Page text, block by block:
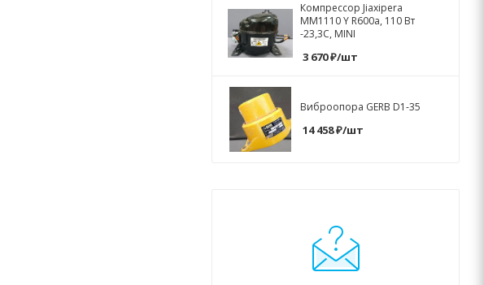
Компрессор Jiaxipera
MM1110 Y R600a, 110 Вт
-23,3С, MINI
3 670₽/шт
Виброопора GERB D1-35
14 458₽/шт